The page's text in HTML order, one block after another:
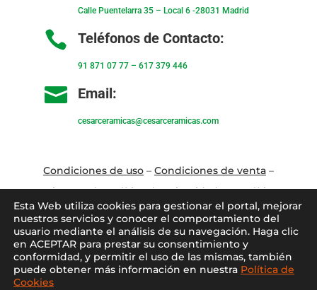
Calle Puentelarra 35 – Local 6 -28031 Madrid
 Teléfonos de Contacto:
91 871 07 77– 617 379 446
 Email:
cesarceramicas@cesarceramicas.com
Condiciones de uso– Condiciones de venta–
Aviso Legal–Política de privacidad –Política
de cookies
Blog–Contacto–Conócenos –Mi Cuenta
Esta Web utiliza cookies para gestionar el portal, mejorar
nuestros servicios y conocer el comportamiento del
usuario mediante el análisis de su navegación. Haga clic
en ACEPTAR para prestar su consentimiento y
conformidad, y permitir el uso de las mismas, también
puede obtener más información en nuestra Política de
Cookies